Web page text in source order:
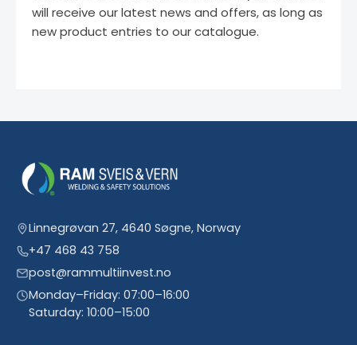
will receive our latest news and offers, as long as
new product entries to our catalogue.
Linnegrøvan 27, 4640 Søgne, Norway
+47 468 43 758
post@rammultiinvest.no
Monday–Friday: 07:00–16:00
Saturday: 10:00–15:00